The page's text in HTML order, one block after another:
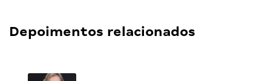
Depoimentos relacionados